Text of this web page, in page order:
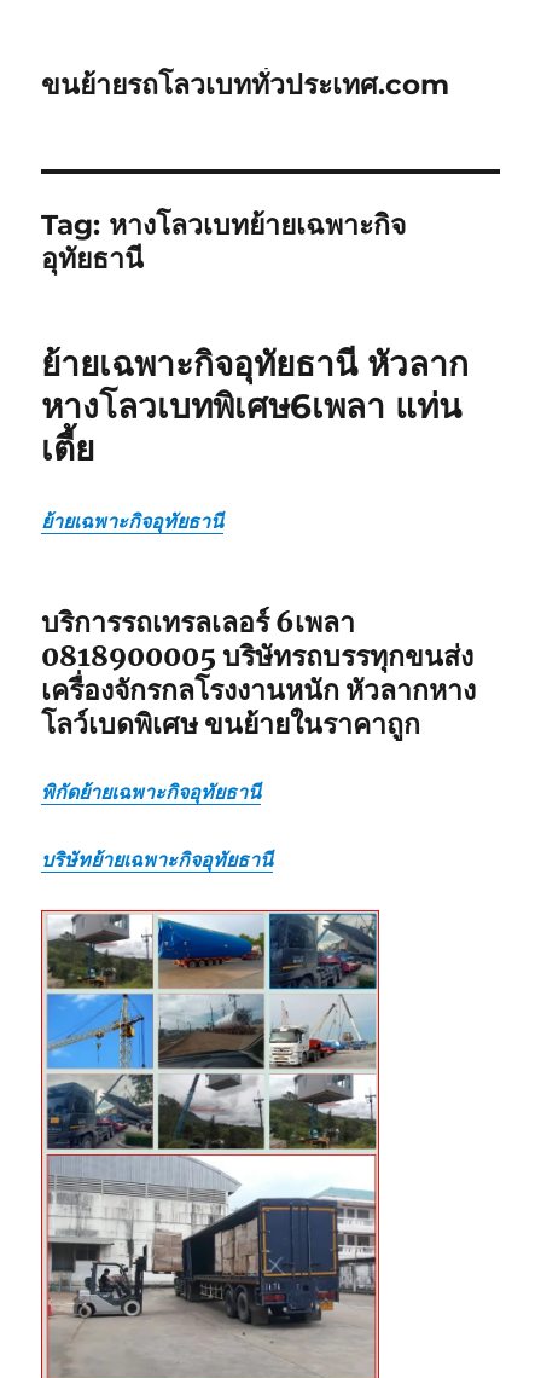
ขนย้ายรถโลวเบททั่วประเทศ.com
Tag: หางโลวเบทย้ายเฉพาะกิจ
อุทัยธานี
ย้ายเฉพาะกิจอุทัยธานี หัวลาก
หางโลวเบทพิเศษ6เพลา แท่น
เตี้ย
ย้ายเฉพาะกิจอุทัยธานี
บริการรถเทรลเลอร์ 6เพลา
0818900005 บริษัทรถบรรทุกขนส่ง
เครื่องจักรกลโรงงานหนัก หัวลากหาง
โลว์เบดพิเศษ ขนย้ายในราคาถูก
พิกัดย้ายเฉพาะกิจอุทัยธานี
บริษัทย้ายเฉพาะกิจอุทัยธานี